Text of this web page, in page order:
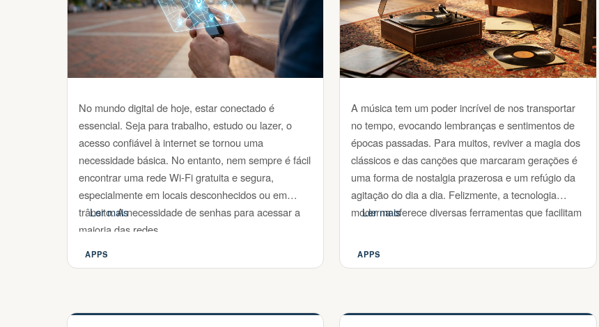
No mundo digital de hoje, estar conectado é
essencial. Seja para trabalho, estudo ou lazer, o
acesso confiável à internet se tornou uma
necessidade básica. No entanto, nem sempre é fácil
encontrar uma rede Wi-Fi gratuita e segura,
especialmente em locais desconhecidos ou em
trânsito. A necessidade de senhas para acessar a
maioria das redes …
Ler mais
Categorias
APPS
A música tem um poder incrível de nos transportar
no tempo, evocando lembranças e sentimentos de
épocas passadas. Para muitos, reviver a magia dos
clássicos e das canções que marcaram gerações é
uma forma de nostalgia prazerosa e um refúgio da
agitação do dia a dia. Felizmente, a tecnologia
moderna oferece diversas ferramentas que facilitam
Ler mais
Categorias
APPS